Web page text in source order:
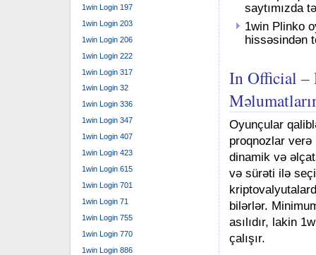
saytımızda
1win Plinko
hissəsindən
In Official –
Oyunçular
proqnozlar
dinamik və
və sürəti ilə
bilərlər.
asılıdır, lakin
çalışır.
1win Login 197
1win Login 203
1win Login 206
1win Login 222
1win Login 317
1win Login 32
1win Login 336
1win Login 347
1win Login 407
1win Login 423
1win Login 615
1win Login 701
1win Login 71
1win Login 755
1win Login 770
1win Login 886